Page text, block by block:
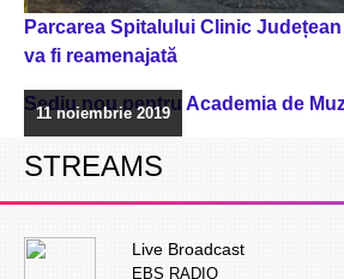
Parcarea Spitalului Clinic
va fi reamenajată
Sediu nou pentru Academia de
11 noiembrie 2019
STREAMS
Live Broadcast
EBS RADIO